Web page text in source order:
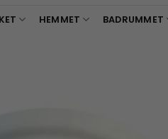
HEMMET BADRUMMET